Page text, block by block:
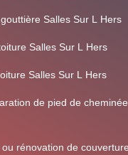
Salles Sur L Hers
Salles Sur L Hers
Salles Sur L Hers
de pied de
rénovation de